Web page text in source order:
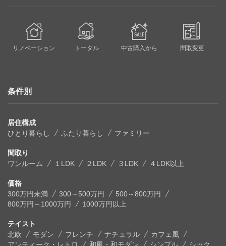
リノベーション トータル 中古購入から 間取変更
条件別
居住構成
ひとり暮らし
ふたり暮らし ファミリー
間取り
ワンルーム
１LDK ２LDK ３LDK ４LDK以上
価格
300万円未満
300～500万円
500～800万円
800万円～1000万円
1000万円以上
テイスト
北欧
モダン フレンチ ナチュラル
カフェ風